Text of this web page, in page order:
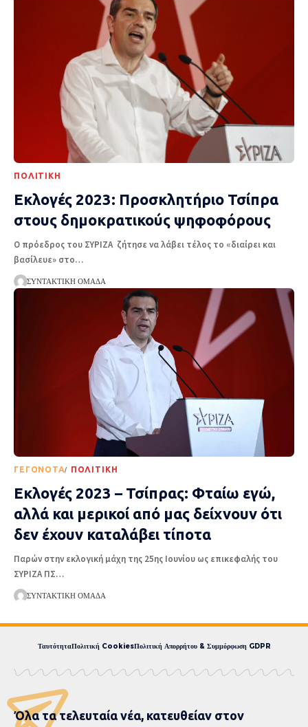
ΠΟΛΙΤΙΚΉ
Εκλογές 2023: Προσκλητήριο Τσίπρα
στους δημοκρατικούς ψηφοφόρους
Ο πρόεδρος του ΣΥΡΙΖΑ ζήτησε να λάβει τέλος το «διαίρει και
βασίλευε» στο…
ΣΥΝΤΑΚΤΙΚΉ ΟΜΆΔΑ
ΓΕΓΟΝΌΤΑ ΠΟΛΙΤΙΚΉ
Εκλογές 2023 – Τσίπρας: Φταίω εγώ,
αλλά και μερικοί από μας δείχνουν ότι
δεν έχουν καταλάβει τίποτα
Παρών στην εκλογική μάχη της 25ης Ιουνίου ως επικεφαλής του
ΣΥΡΙΖΑ ΠΣ…
ΣΥΝΤΑΚΤΙΚΉ ΟΜΆΔΑ
ΤαυτότηταΠολιτική CookiesΠολιτική Απορρήτου & Συμμόρφωση GDPR
Όλα τα τελευταία νέα, κατευθείαν στον